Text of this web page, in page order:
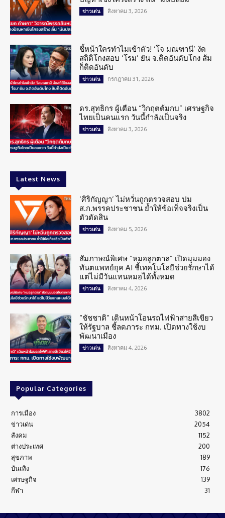
ข่าวเด่น สิงหาคม 3, 2026
ชี้หน้าใครทำไมเข้าตัว! ‘โจ มณฑานี’ งัด
สถิติโกงสอบ ‘โรม’ ยัน จ.ติดอันดับโกง ส้ม
ก็ติดอันดับ
ข่าวเด่น กรกฎาคม 31, 2026
ดร.สุทธิกร ผู้เตือน “วิกฤตต้มกบ” เศรษฐกิจ
ไทยเป็นคนแรก วันนี้กำลังเป็นจริง
ข่าวเด่น สิงหาคม 3, 2026
Latest News
‘ศิริกัญญา’ ไม่หวั่นถูกตรวจสอบ ปม
ส.ก.พรรคประชาชน ย้ำให้ข้อเท็จจริงเป็น
ตัวตัดสิน
ข่าวเด่น สิงหาคม 5, 2026
สัมภาษณ์พิเศษ “หมอลูกตาล” เปิดมุมมอง
ทันตแพทย์ยุค AI ชี้เทคโนโลยีช่วยรักษาได้
แต่ไม่มีวันแทนหมอได้ทั้งหมด
ข่าวเด่น สิงหาคม 4, 2026
“ชัชชาติ” เดินหน้าโอนรถไฟฟ้าสายสีเขียว
ให้รัฐบาล ชี้ลดภาระ กทม. เปิดทางใช้งบ
พัฒนาเมือง
ข่าวเด่น สิงหาคม 4, 2026
Popular Categories
การเมือง
3802
ข่าวเด่น
2054
สังคม
1152
ต่างประเทศ
200
สุขภาพ
189
บันเทิง
176
เศรษฐกิจ
139
กีฬา
31